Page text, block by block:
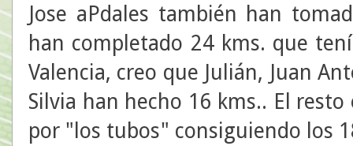
Jose aPdales también han
han completado 24 kms. que
Valencia, creo que Julián, Juan
Silvia han hecho 16 kms.. El
por "los tubos" consiguiendo los